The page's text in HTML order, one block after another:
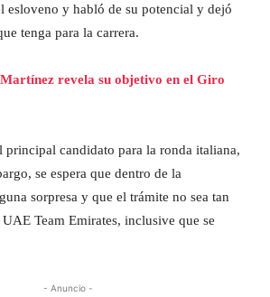
esloveno y habló de su potencial y dejó
tenga para la carrera.
revela su objetivo en el Giro
principal candidato para la ronda italiana,
se espera que dentro de la
sorpresa y que el trámite no sea tan
Team Emirates, inclusive que se
- Anuncio -